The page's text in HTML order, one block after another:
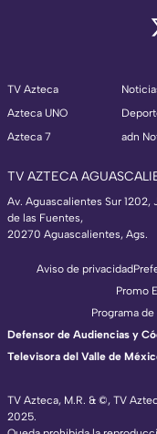
TV Azteca
Azteca UNO
Azteca 7
adn
TV AZTECA
Av. Aguascalientes Sur 1202,
de las Fuentes,
20270 Aguascalientes, Ags.
TV Azteca, M.R. & ©, TV
2025.
Aviso de privacidad
Promo
Programa
Defensor de Audiencias y
Televisora del Valle de